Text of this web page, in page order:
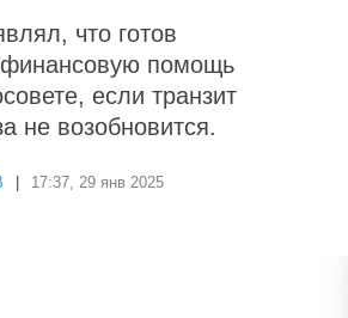
что готов
финансовую помощь
если транзит
не возобновится.
17:37, 29 янв 2025